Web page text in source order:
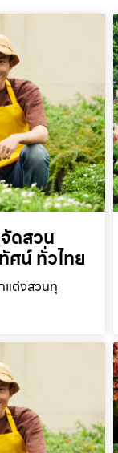
ดสวน
น์ ทั่วไทย
แต่งสวนทุ